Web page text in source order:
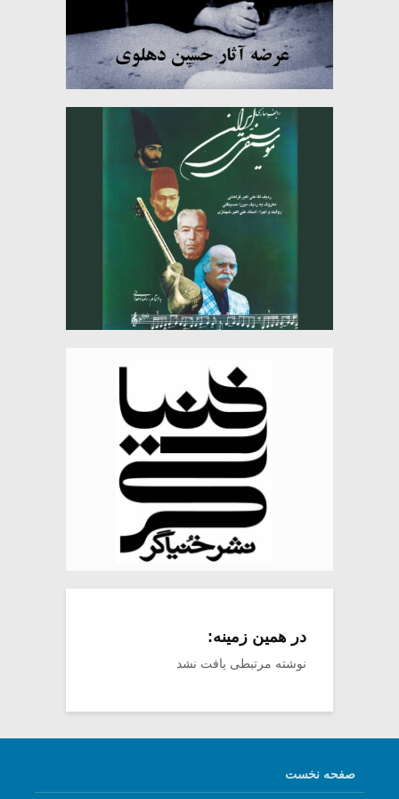
در همین زمینه:
نوشته مرتبطی یافت نشد
صفحه نخست